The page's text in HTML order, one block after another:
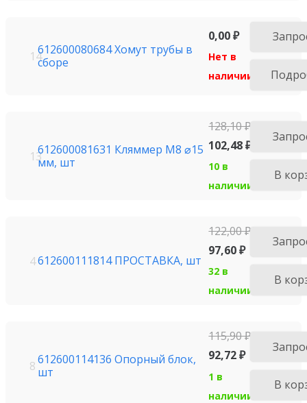
14612600080684 Хомут трубы в
сборе
0,00₽
Нет в
наличии
13612600081631 Кляммер М8 ⌀15
мм, шт
128,10₽
102,48₽
10 в
наличии
В
4612600111814 ПРОСТАВКА, шт
122,00₽
97,60₽
32 в
наличии
В
8612600114136 Опорный блок,
шт
115,90₽
92,72₽
1 в
наличии
В